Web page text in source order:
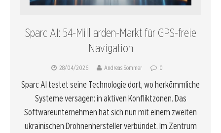
Sparc AI: 54-Milliarden-Markt für GPS-freie
Navigation
28/04/2026 Andreas Sommer 0
Sparc AI testet seine Technologie dort, wo herkömmliche
Systeme versagen: in aktiven Konfliktzonen. Das
Softwareunternehmen hat sich nun mit einem zweiten
ukrainischen Drohnenhersteller verbündet. Im Zentrum